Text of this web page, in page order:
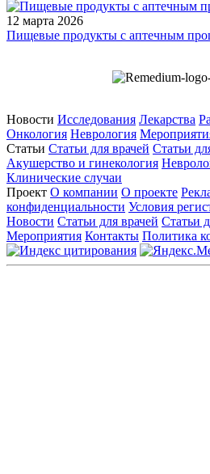
12 марта 2026
Пищевые продукты с аптечным
Новости Исследования Лекарства
Онкология Неврология
Статьи Статьи для врачей Статьи
Акушерство и гинекология
Клинические случаи
Проект О компании О проекте
конфиденциальности Условия
Новости Статьи для врачей Статьи
Мероприятия Контакты Политика